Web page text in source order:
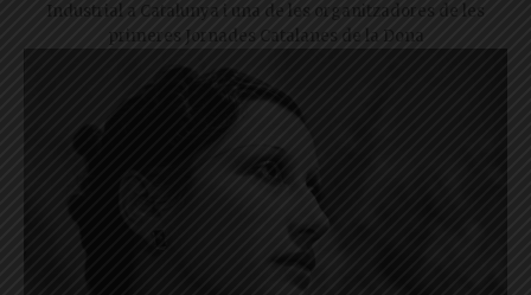
Industrial a Catalunya i una de les organitzadores de les
primeres Jornades Catalanes de la Dona